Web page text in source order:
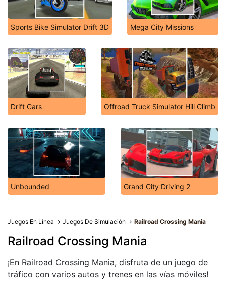
Sports Bike Simulator Drift 3D Mega City Missions
Drift Cars Offroad Truck Simulator Hill Climb
Unbounded Grand City Driving 2
Juegos En Línea Juegos De Simulación Railroad Crossing Mania
Railroad Crossing Mania
¡En Railroad Crossing Mania, disfruta de un juego de
tráfico con varios autos y trenes en las vías móviles!